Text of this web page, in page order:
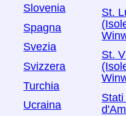
Slovenia
Spagna
Svezia
Svizzera
Turchia
Ucraina
St.
St.
Stati